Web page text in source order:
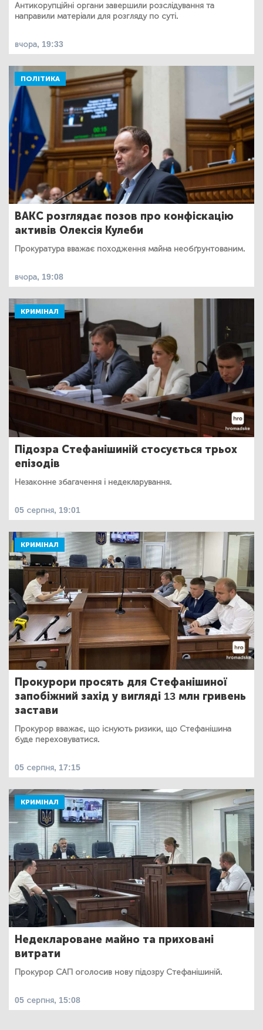
Антикорупційні органи завершили розслідування та
направили матеріали для розгляду по суті.
вчора, 19:33
ПОЛІТИКА
ВАКС розглядає позов про конфіскацію
активів Олексія Кулеби
Прокуратура вважає походження майна необґрунтованим.
вчора, 19:08
КРИМІНАЛ
Підозра Стефанішиній стосується трьох
епізодів
Незаконне збагачення і недекларування.
05 серпня, 19:01
КРИМІНАЛ
Прокурори просять для Стефанішиної
запобіжний захід у вигляді 13 млн гривень
застави
Прокурор вважає, що існують ризики, що Стефанішина
буде переховуватися.
05 серпня, 17:15
КРИМІНАЛ
Недеклароване майно та приховані
витрати
Прокурор САП оголосив нову підозру Стефанішиній.
05 серпня, 15:08